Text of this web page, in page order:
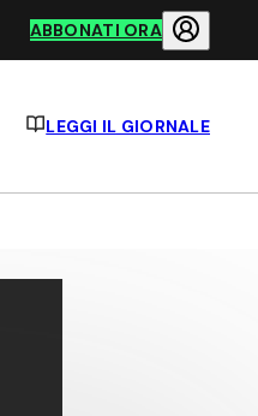
ABBONATI ORA
LEGGI IL GIORNALE